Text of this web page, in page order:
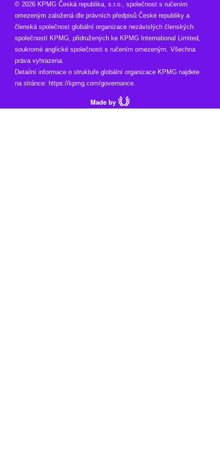
© 2026 KPMG Česká republika, s.r.o., společnost s ručením
omezeným založená dle právních předpisů České republiky a
členská společnost globální organizace nezávislých členských
společností KPMG, přidružených ke KPMG International Limited,
soukromé anglické společnosti s ručením omezeným. Všechna
práva vyhrazena.
Detailní informace o struktuře globální organizace KPMG najdete
na stránce: https://kpmg.com/governance.
Made by